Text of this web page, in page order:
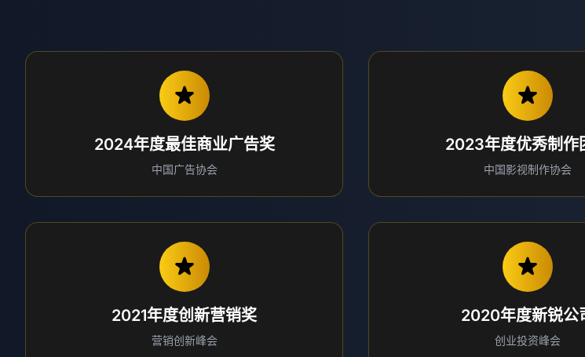
2024年度最佳商业广告奖
中国广告协会
2023年度优秀制作
中国影视制作协会
2021年度创新营销奖
营销创新峰会
2020年度新锐公
创业投资峰会